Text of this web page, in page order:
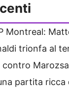
Montreal:
trionfa al
contro
partita ricca